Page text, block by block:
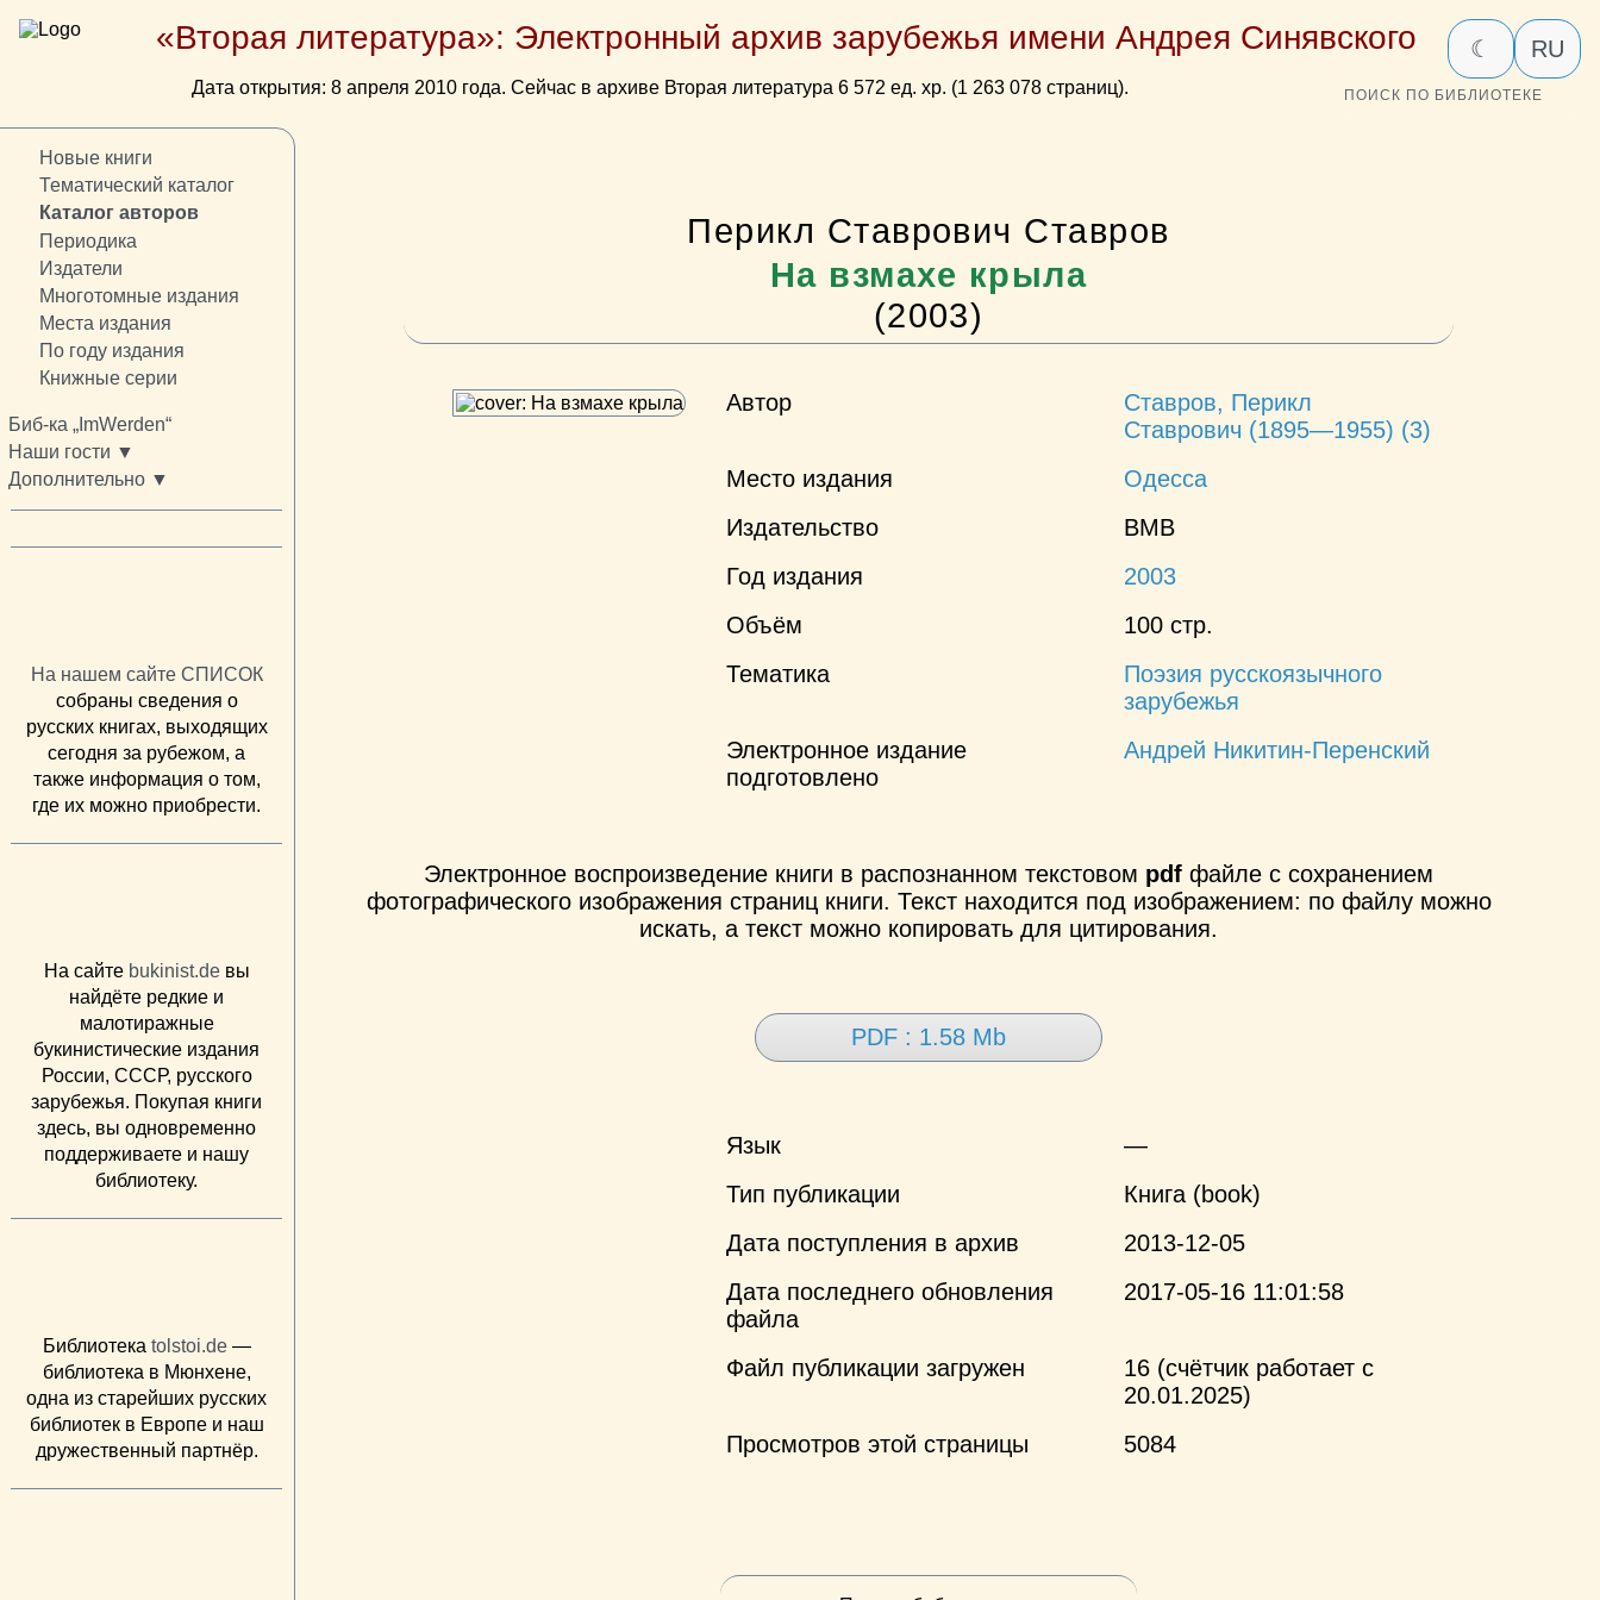
«Вторая литература»: Электронный архив зарубежья имени Андрея Синявского
Дата открытия: 8 апреля 2010 года. Сейчас в архиве Вторая литература 6 572 ед. хр. (1 263 078 страниц).
☾ RU
ПОИСК ПО БИБЛИОТЕКЕ
Новые книги
Тематический каталог
Каталог авторов
Периодика
Издатели
Многотомные издания
Места издания
По году издания
Книжные серии
Биб-ка „ImWerden“
Наши гости ▼
Дополнительно ▼
На нашем сайте СПИСОК
собраны сведения о
русских книгах, выходящих
сегодня за рубежом, а
также информация о том,
где их можно приобрести.
На сайте bukinist.deвы
найдёте редкие и
малотиражные
букинистические издания
России, СССР, русского
зарубежья. Покупая книги
здесь, вы одновременно
поддерживаете и нашу
библиотеку.
Библиотека tolstoi.de—
библиотека в Мюнхене,
одна из старейших русских
библиотек в Европе и наш
дружественный партнёр.
Перикл Ставрович Ставров
На взмахе крыла
(2003)
Автор
Ставров, Перикл
Ставрович (1895—1955) (3)
Место издания
Одесса
Издательство
ВМВ
Год издания
2003
Объём
100 стр.
Тематика
Поэзия русскоязычного
зарубежья
Электронное издание
подготовлено
Андрей Никитин-Перенский
Электронное воспроизведение книги в распознанном текстовом pdf файле с сохранением
фотографического изображения страниц книги. Текст находится под изображением: по файлу можно
искать, а текст можно копировать для цитирования.
PDF : 1.58 Mb
Язык
—
Тип публикации
Книга (book)
Дата поступления в архив
2013-12-05
Дата последнего обновления
файла
2017-05-16 11:01:58
Файл публикации загружен
16 (счётчик работает с
20.01.2025)
Просмотров этой страницы
5084